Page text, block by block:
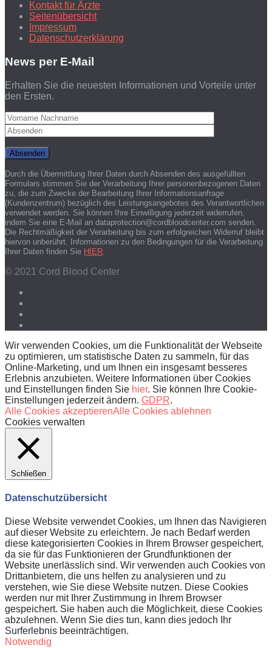
Kontakt für Ärzte
Seitenübersicht
Impressum
Datenschutzerklärung
News per E-Mail
Erhalten Sie die neuesten Informationen und Vorteile unter
den Ersten.
Durch die Übermittlung Ihrer Daten durch Absenden des ausgefüllten
Formulars stimmen Sie der Verarbeitung Ihrer personenbezogenen Daten
zu, die zum Zwecke der Bearbeitung Ihrer Informationsanfrage
(Kundenzentrum) bezüglich des Leistungsangebotes des Verantwortlichen
verwendet werden. Sie können Ihre Einwilligung jederzeit widerrufen,
indem Sie eine E-Mail an dataprotection@cordbloodcenter.com senden.
Die Rechtmäßigkeit der Verarbeitung bis zum erfolgreichen Widerruf bleibt
hiervon unberührt. Informationen zu den Bedingungen für die Verarbeitung
Ihrer Daten finden Sie HIER
© 2021 Cord Blood Center
Wir verwenden Cookies, um die Funktionalität der Webseite
zu optimieren, um statistische Daten zu sammeln, für das
Online-Marketing, und um Ihnen ein insgesamt besseres
Erlebnis anzubieten. Weitere Informationen über Cookies
und Einstellungen finden Sie hier. Sie können Ihre Cookie-
Einstellungen jederzeit ändern. GDPR.
Alle Cookies akzeptierenAlle Cookies ablehnen
Cookies verwalten
Schließen
Datenschutzübersicht
Diese Website verwendet Cookies, um Ihnen das Navigieren
auf dieser Website zu erleichtern. Je nach Bedarf werden
diese kategorisierten Cookies in Ihrem Browser gespeichert,
da sie für das Funktionieren der Grundfunktionen der
Website unerlässlich sind. Wir verwenden auch Cookies von
Drittanbietern, die uns helfen zu analysieren und zu
verstehen, wie Sie diese Website nutzen. Diese Cookies
werden nur mit Ihrer Zustimmung in Ihrem Browser
gespeichert. Sie haben auch die Möglichkeit, diese Cookies
abzulehnen. Wenn Sie dies tun, kann dies jedoch Ihr
Surferlebnis beeinträchtigen.
Notwendig